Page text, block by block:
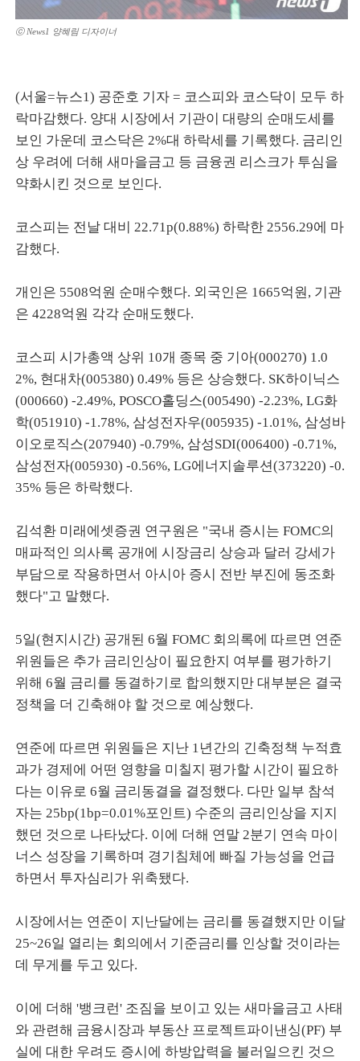
ⓒ News1 양혜림 디자이너
(서울=뉴스1) 공준호 기자 = 코스피와 코스닥이 모두 하
락마감했다. 양대 시장에서 기관이 대량의 순매도세를
보인 가운데 코스닥은 2%대 하락세를 기록했다. 금리인
상 우려에 더해 새마을금고 등 금융권 리스크가 투심을
약화시킨 것으로 보인다.
코스피는 전날 대비 22.71p(0.88%) 하락한 2556.29에 마
감했다.
개인은 5508억원 순매수했다. 외국인은 1665억원, 기관
은 4228억원 각각 순매도했다.
코스피 시가총액 상위 10개 종목 중 기아(000270) 1.0
2%, 현대차(005380) 0.49% 등은 상승했다. SK하이닉스
(000660) -2.49%, POSCO홀딩스(005490) -2.23%, LG화
학(051910) -1.78%, 삼성전자우(005935) -1.01%, 삼성바
이오로직스(207940) -0.79%, 삼성SDI(006400) -0.71%,
삼성전자(005930) -0.56%, LG에너지솔루션(373220) -0.
35% 등은 하락했다.
김석환 미래에셋증권 연구원은 "국내 증시는 FOMC의
매파적인 의사록 공개에 시장금리 상승과 달러 강세가
부담으로 작용하면서 아시아 증시 전반 부진에 동조화
했다"고 말했다.
5일(현지시간) 공개된 6월 FOMC 회의록에 따르면 연준
위원들은 추가 금리인상이 필요한지 여부를 평가하기
위해 6월 금리를 동결하기로 합의했지만 대부분은 결국
정책을 더 긴축해야 할 것으로 예상했다.
연준에 따르면 위원들은 지난 1년간의 긴축정책 누적효
과가 경제에 어떤 영향을 미칠지 평가할 시간이 필요하
다는 이유로 6월 금리동결을 결정했다. 다만 일부 참석
자는 25bp(1bp=0.01%포인트) 수준의 금리인상을 지지
했던 것으로 나타났다. 이에 더해 연말 2분기 연속 마이
너스 성장을 기록하며 경기침체에 빠질 가능성을 언급
하면서 투자심리가 위축됐다.
시장에서는 연준이 지난달에는 금리를 동결했지만 이달
25~26일 열리는 회의에서 기준금리를 인상할 것이라는
데 무게를 두고 있다.
이에 더해 '뱅크런' 조짐을 보이고 있는 새마을금고 사태
와 관련해 금융시장과 부동산 프로젝트파이낸싱(PF) 부
실에 대한 우려도 증시에 하방압력을 불러일으킨 것으